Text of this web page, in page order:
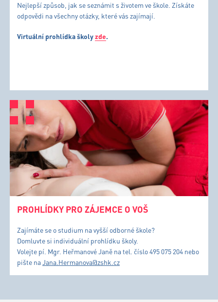
Nejlepší způsob, jak se seznámit s životem ve škole. Získáte
odpovědi na všechny otázky, které vás zajímají.
Virtuální prohlídka školyzde.
PROHLÍDKY PRO ZÁJEMCE O VOŠ
Zajímáte se o studium na vyšší odborné škole?
Domluvte si individuální prohlídku školy.
Volejte pí. Mgr. Heřmanové Janě na tel. číslo 495 075 204 nebo
pište naJana.Hermanova@zshk.cz